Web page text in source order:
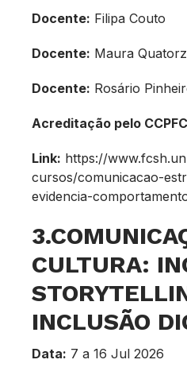
Docente: Filipa Couto
Docente: Maura
Docente: Rosário
Acreditação pelo
Link: https://
cursos/comunicacao-
evidencia-
CULTURA:
INCLUSÃO
Data: 7 a 16 Jul 2026